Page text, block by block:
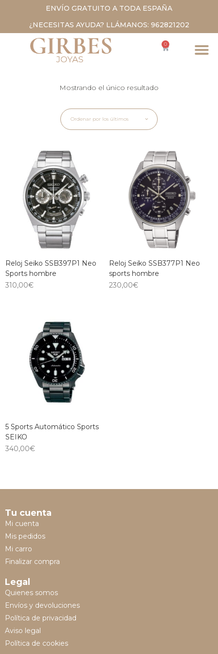
ENVÍO GRATUITO A TODA ESPAÑA
¿NECESITAS AYUDA? LLÁMANOS: 962821202
0
Mostrando el único resultado
Ordenar por los últimos
Reloj Seiko SSB397P1 Neo
Sports hombre
310,00€
Reloj Seiko SSB377P1 Neo
sports hombre
230,00€
5 Sports Automático Sports
SEIKO
340,00€
Tu cuenta
Mi cuenta
Mis pedidos
Mi carro
Finalizar compra
Legal
Quienes somos
Envíos y devoluciones
Política de privacidad
Aviso legal
Política de cookies